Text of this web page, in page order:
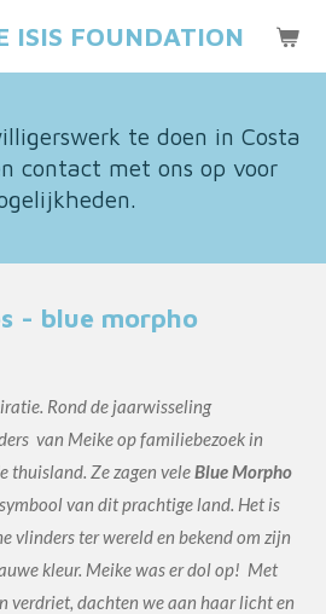
ISIS FOUNDATION
te doen in Costa
contact met ons op voor
- blue morpho
Rond de jaarwisseling
van Meike op familiebezoek in
thuisland. Ze zagen veleBlue Morpho
van dit prachtige land. Het is
vlinders ter wereld en bekend om zijn
kleur. Meike was er dol op! Met
verdriet, dachten we aan haar licht en